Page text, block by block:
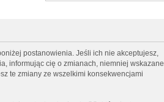
postanowienia. Jeśli ich nie akceptujesz,
informując cię o zmianach, niemniej wskazane
te zmiany ze wszelkimi konsekwencjami